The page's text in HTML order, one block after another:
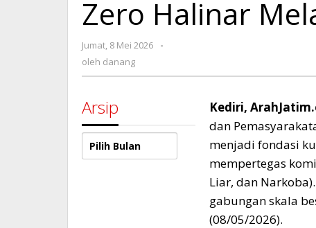
Komitmen
Zero
Gabungan
Zero Halinar
Jumat, 8 Mei 2026
oleh
-
oleh danang
Arsip
Arsip
Kediri,
dan
menjadi fondasi
mempertegas
Liar, dan
gabungan skala
(08/05/2026).